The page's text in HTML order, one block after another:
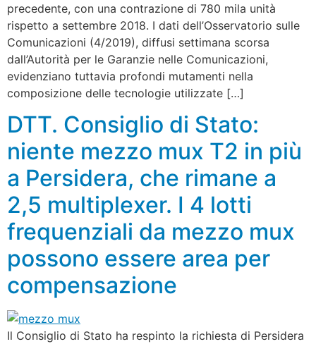
precedente, con una contrazione di 780 mila unità
rispetto a settembre 2018. I dati dell’Osservatorio sulle
Comunicazioni (4/2019), diffusi settimana scorsa
dall’Autorità per le Garanzie nelle Comunicazioni,
evidenziano tuttavia profondi mutamenti nella
composizione delle tecnologie utilizzate […]
DTT. Consiglio di Stato:
niente mezzo mux T2 in più
a Persidera, che rimane a
2,5 multiplexer. I 4 lotti
frequenziali da mezzo mux
possono essere area per
compensazione
Il Consiglio di Stato ha respinto la richiesta di Persidera